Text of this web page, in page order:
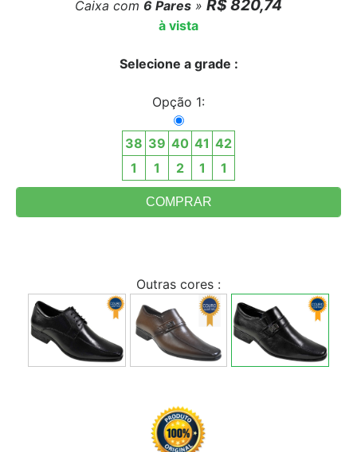
Caixa com 6 Pares » R$ 820,74
à vista
Selecione a grade :
Opção 1:
38 39 40 41 42
1
1 2 1 1
Outras cores :